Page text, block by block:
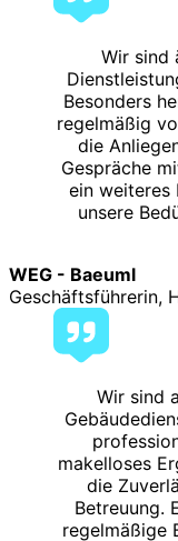
Wir sind
Besonders
regelmäßig
die
Gespräche
ein weiteres
unsere
WEG - Baeuml
Geschäftsführerin,
Wir sind
makelloses
die
Betreuung.
regelmäßige